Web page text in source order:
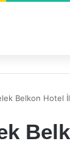
Belkon Hotel